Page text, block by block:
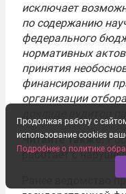
исключает
по содержанию
федерального
нормативных
принятия
финансировании
организации
Читайте также:
работает с
Ранее ведомство
Продолжая работу с
использование cookies
Подробнее о политике